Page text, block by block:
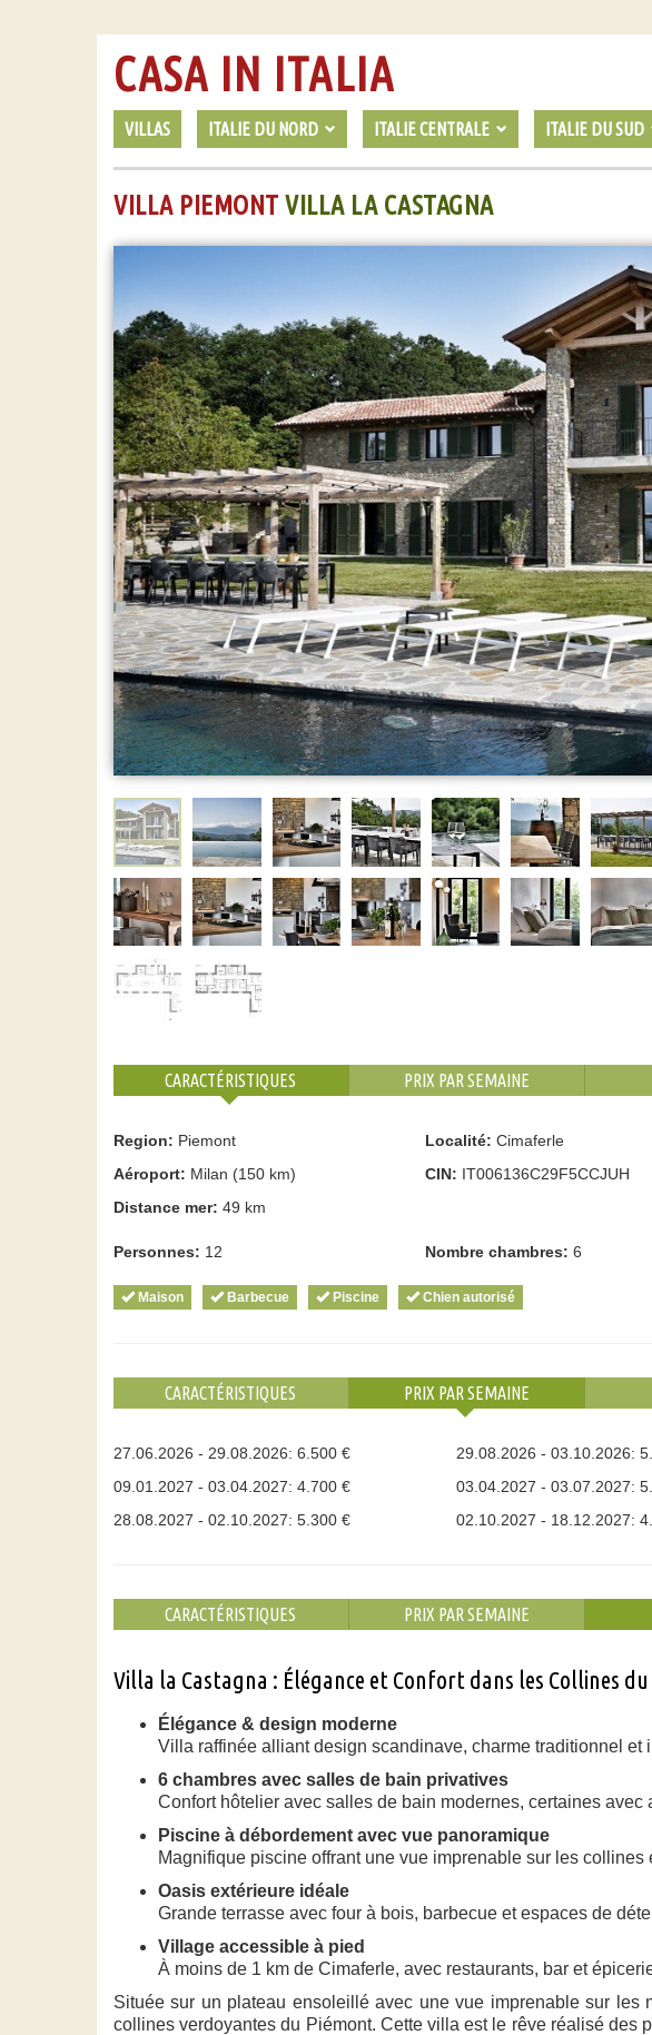
VILLAS ITALIE DU NORD ITALIE CENTRALE ITALIE DU SUD
CASA IN ITALIA
VILLA PIEMONT VILLA LA CASTAGNA
CARACTÉRISTIQUES PRIX PAR SEMAINE
Region: Piemont Localité: Cimaferle
Aéroport: Milan (150 km) CIN: IT006136C29F5CCJUH
Distance mer: 49 km
Personnes: 12 Nombre chambres: 6
Maison Barbecue Piscine Chien autorisé
CARACTÉRISTIQUES PRIX PAR SEMAINE
27.06.2026 - 29.08.2026: 6.500 € 29.08.2026 - 03.10.2026:
09.01.2027 - 03.04.2027: 4.700 €
03.04.2027 - 03.07.2027:
28.08.2027 - 02.10.2027: 5.300 €
02.10.2027 - 18.12.2027:
CARACTÉRISTIQUES PRIX PAR SEMAINE
Villa la Castagna : Élégance et Confort dans les Collines
Élégance & design moderne
Villa raffinée alliant design scandinave, charme traditionnel et
6 chambres avec salles de bain privatives
Confort hôtelier avec salles de bain modernes, certaines avec
Piscine à débordement avec vue panoramique
Magnifique piscine offrant une vue imprenable sur les collines
Oasis extérieure idéale
Grande terrasse avec four à bois, barbecue et espaces de
Village accessible à pied
À moins de 1 km de Cimaferle, avec restaurants, bar et
Située sur un plateau ensoleillé avec une vue imprenable sur les
collines verdoyantes du Piémont. Cette villa est le rêve réalisé des